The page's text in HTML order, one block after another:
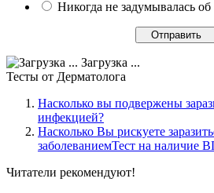
Никогда не задумывалась об
Загрузка ...
Тесты от Дерматолога
Насколько вы подвержены
инфекцией?
Насколько Вы рискуете
заболеваниемТест на наличие
Читатели рекомендуют!